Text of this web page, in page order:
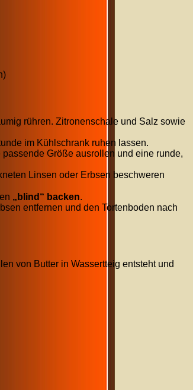
rühren. Zitronenschale und Salz sowie
im Kühlschrank ruhen lassen.
Größe ausrollen und eine runde,
Linsen oder Erbsen beschweren
„blind“ backen.
entfernen und den Tortenboden nach
von Butter in Wassertteig entsteht und